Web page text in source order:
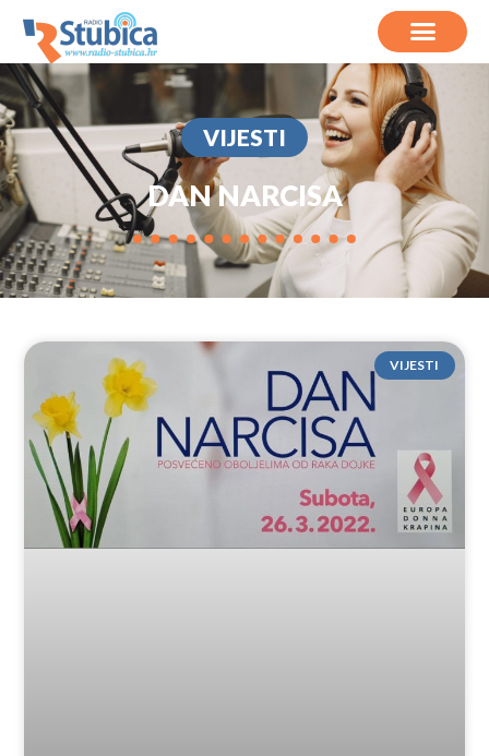
VIJESTI
DAN NARCISA
VIJESTI